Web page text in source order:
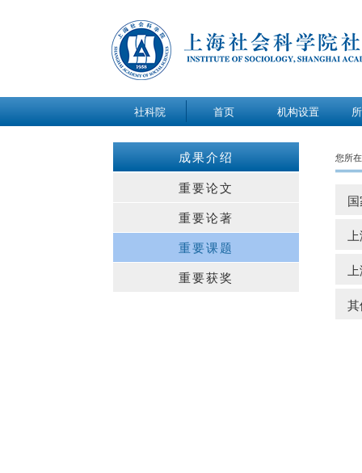
社科院 首页
机构设置
关于我们
办公室
研究中心
成果介绍
重要论文
重要论著
重要课题
重要获奖
您所